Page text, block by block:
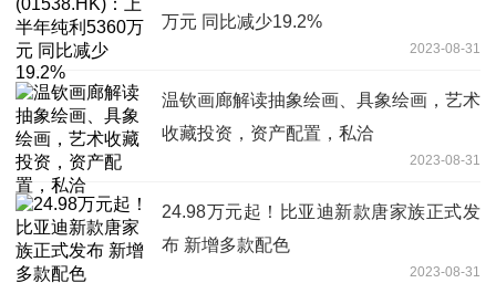
万元 同比减少19.2%
2023-08-31
温钦画廊解读抽象绘画、具象绘画，艺术
收藏投资，资产配置，私洽
2023-08-31
24.98万元起！比亚迪新款唐家族正式发
布 新增多款配色
2023-08-31